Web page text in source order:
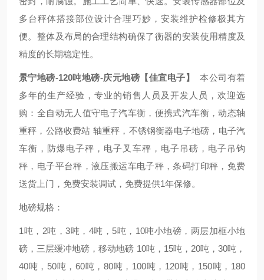
多台秤体搭接部位设计合理巧妙，安装维护检修极其方
便。整体及布局的合理结构确保了衡器的安装使用精度及
精度的长期稳定性。
景宁地磅-120吨地磅-庆元地磅【佳宜电子】本公司有着
多年的生产经验，专业的销售人员及开发人员，欢迎选
购：全自动无人值守电子汽车衡，便携式汽车衡，动态轴
重秤，公路收费站 轴重秤，不锈钢衡器电子地磅，电子汽
车衡，防爆电子秤，电子叉车秤，电子吊磅，电子吊钩
秤，电子平台秤，液压搬运车电子秤，条码打印秤，免费
送货上门，免费安装调试，免费提供1年保修。
地磅规格：
1吨，2吨，3吨，4吨，5吨，10吨小地磅，两层加框小地
磅，三层缓冲地磅，移动地磅 10吨，15吨，20吨，30吨，
40吨，50吨，60吨，80吨，100吨，120吨，150吨，180